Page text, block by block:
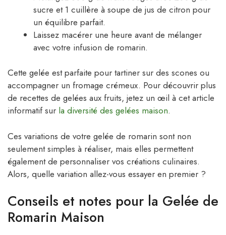
sucre et 1 cuillère à soupe de jus de citron pour
un équilibre parfait.
Laissez macérer une heure avant de mélanger
avec votre infusion de romarin.
Cette gelée est parfaite pour tartiner sur des scones ou
accompagner un fromage crémeux. Pour découvrir plus
de recettes de gelées aux fruits, jetez un œil à cet article
informatif sur la diversité des gelées maison.
Ces variations de votre gelée de romarin sont non
seulement simples à réaliser, mais elles permettent
également de personnaliser vos créations culinaires.
Alors, quelle variation allez-vous essayer en premier ?
Conseils et notes pour la Gelée de
Romarin Maison